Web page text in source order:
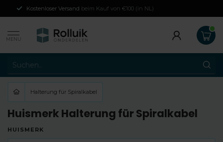
Kostenloser Versand beim Kauf von €100 (in NL)
MENU
Halterung für Spiralkabel
Huismerk Halterung für Spiralkabel
HUISMERK